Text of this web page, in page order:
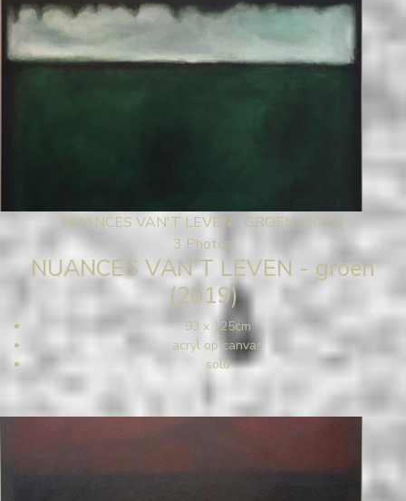
NUANCES VAN'T LEVEN - GROEN (2019)
3 Photos
NUANCES VAN'T LEVEN - groen
(2019)
93 x 125cm
acryl op canvas
sold